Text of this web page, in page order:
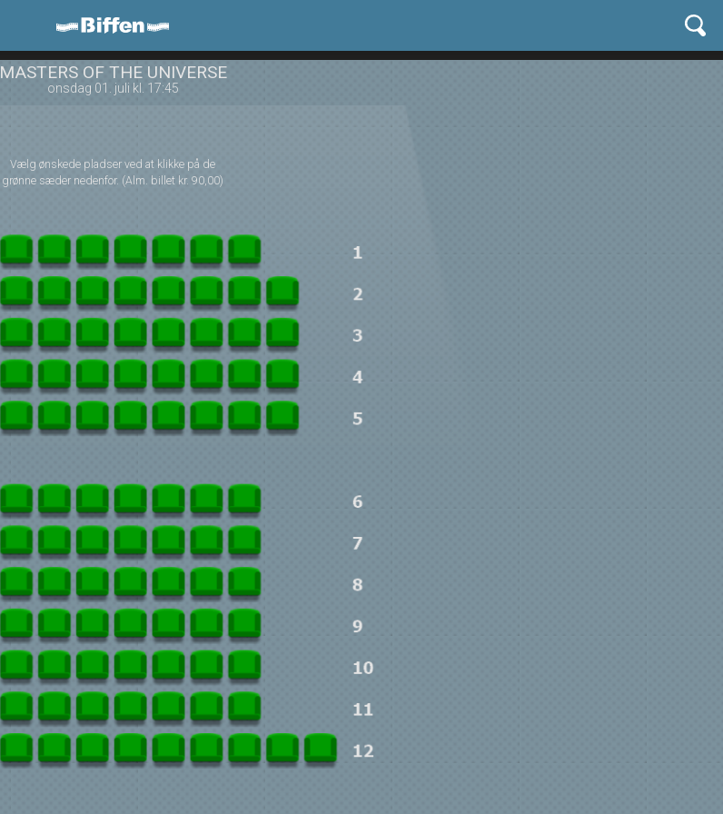
Biffen Odder
MASTERS OF THE UNIVERSE
onsdag 01. juli kl. 17:45
Vælg ønskede pladser ved at klikke på de
grønne sæder nedenfor. (Alm. billet kr. 90,00)
front05-temp 114657